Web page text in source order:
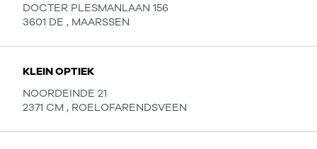
DOCTER PLESMANLAAN 156
3601 DE , MAARSSEN
KLEIN OPTIEK
NOORDEINDE 21
2371 CM , ROELOFARENDSVEEN